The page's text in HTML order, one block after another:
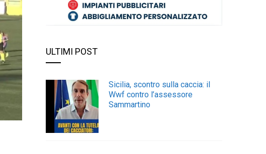
ULTIMI POST
Sicilia, scontro sulla caccia: il
Wwf contro l’assessore
Sammartino